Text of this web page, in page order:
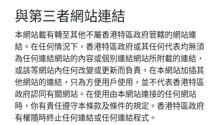
與第三者網站連結
本網站載有轉至其他不屬香港特區政府管轄的網站連
結。在任何情況下，香港特區政府或其任何代表均無須
為任何連結網站的內容或個別連結網站所附載的連結，
或該等網站內任何改變或更新而負責。在本網站加插其
他網站的連結，只為方便用戶使用，並不代表香港特區
政府認同有關網站。在使用由本網站連接的任何網站
時，你有責任遵守本條款及條件的規定。香港特區政府
有權隨時終止任何連結或任何連結程式。